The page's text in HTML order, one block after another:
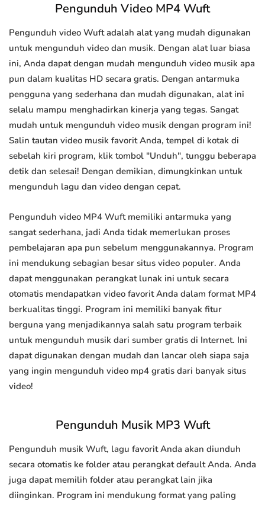
Pengunduh Video MP4 Wuft
Pengunduh video Wuft adalah alat yang mudah digunakan
untuk mengunduh video dan musik. Dengan alat luar biasa
ini, Anda dapat dengan mudah mengunduh video musik apa
pun dalam kualitas HD secara gratis. Dengan antarmuka
pengguna yang sederhana dan mudah digunakan, alat ini
selalu mampu menghadirkan kinerja yang tegas. Sangat
mudah untuk mengunduh video musik dengan program ini!
Salin tautan video musik favorit Anda, tempel di kotak di
sebelah kiri program, klik tombol "Unduh", tunggu beberapa
detik dan selesai! Dengan demikian, dimungkinkan untuk
mengunduh lagu dan video dengan cepat.
Pengunduh video MP4 Wuft memiliki antarmuka yang
sangat sederhana, jadi Anda tidak memerlukan proses
pembelajaran apa pun sebelum menggunakannya. Program
ini mendukung sebagian besar situs video populer. Anda
dapat menggunakan perangkat lunak ini untuk secara
otomatis mendapatkan video favorit Anda dalam format MP4
berkualitas tinggi. Program ini memiliki banyak fitur
berguna yang menjadikannya salah satu program terbaik
untuk mengunduh musik dari sumber gratis di Internet. Ini
dapat digunakan dengan mudah dan lancar oleh siapa saja
yang ingin mengunduh video mp4 gratis dari banyak situs
video!
Pengunduh Musik MP3 Wuft
Pengunduh musik Wuft, lagu favorit Anda akan diunduh
secara otomatis ke folder atau perangkat default Anda. Anda
juga dapat memilih folder atau perangkat lain jika
diinginkan. Program ini mendukung format yang paling